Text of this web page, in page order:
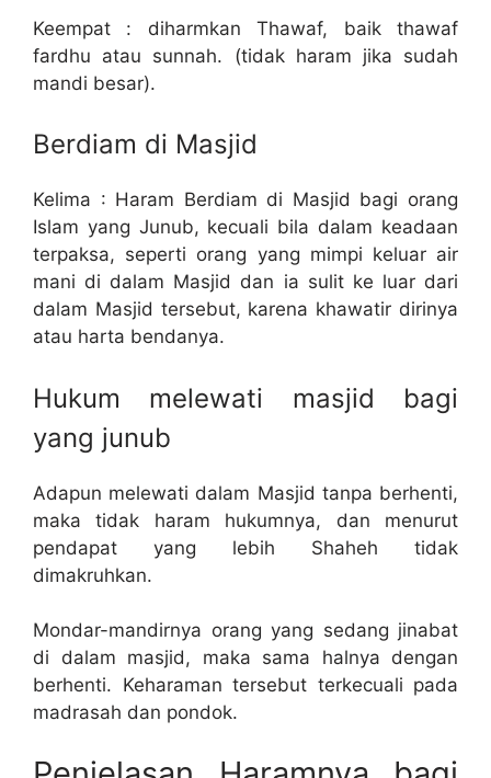
Keempat : diharmkan Thawaf, baik thawaf
fardhu atau sunnah. (tidak haram jika sudah
mandi besar).
Berdiam di Masjid
Kelima : Haram Berdiam di Masjid bagi orang
Islam yang Junub, kecuali bila dalam keadaan
terpaksa, seperti orang yang mimpi keluar air
mani di dalam Masjid dan ia sulit ke luar dari
dalam Masjid tersebut, karena khawatir dirinya
atau harta bendanya.
Hukum melewati masjid bagi
yang junub
Adapun melewati dalam Masjid tanpa berhenti,
maka tidak haram hukumnya, dan menurut
pendapat yang lebih Shaheh tidak
dimakruhkan.
Mondar-mandirnya orang yang sedang jinabat
di dalam masjid, maka sama halnya dengan
berhenti. Keharaman tersebut terkecuali pada
madrasah dan pondok.